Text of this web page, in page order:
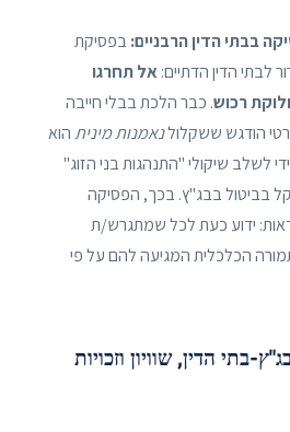
בבתי הדין הרבניים:בפסיקת
לבתי הדין הדתיים: אל תחרגו
רכוש. כבר הלכת בבלי חייבה
הודגש ששקלולנאמנות מיניתהוא
לשלב שיקולי "התנהגות בני הזוג"
בביטול בבג"ץ. בכך, הפסיקה
ידוע כעת לכל שמתגרש/ת
הכלכלית המגיעה להם על פי
בתי הדין, שוויון וזכויות